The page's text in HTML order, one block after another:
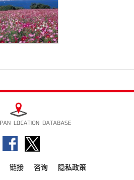
链接 咨询 隐私政策